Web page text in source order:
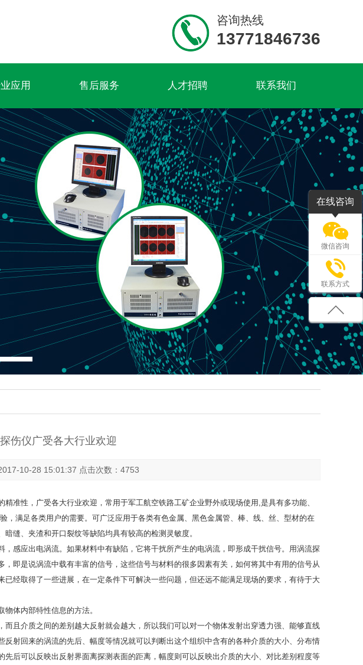
咨询热线
13771846736
应用 售后服务 人才招聘 联系我们
伤仪广受各大行业欢迎
10-28 15:01:37 点击次数：4753
准性，广受各大行业欢迎，常用于军工航空铁路工矿企业野外或现场使用,是具有多功能、
，满足各类用户的需要。可广泛应用于各类有色金属、黑色金属管、棒、线、丝、型材的在
缝、夹渣和开口裂纹等缺陷均具有较高的检测灵敏度。
感应出电涡流。如果材料中有缺陷，它将干扰所产生的电涡流，即形成干扰信号。用涡流探
即是说涡流中载有丰富的信号，这些信号与材料的很多因素有关，如何将其中有用的信号从
经取得了一些进展，在一定条件下可解决一些问题，但还远不能满足现场的要求，有待于大
体内部特性信息的方法。
且介质之间的差别越大反射就会越大，所以我们可以对一个物体发射出穿透力强、能够直线
射回来的涡流的先后、幅度等情况就可以判断出这个组织中含有的各种介质的大小、分布情
后可以反映出反射界面离探测表面的距离，幅度则可以反映出介质的大小、对比差别程度等
在线咨询
微信咨询
联系方式